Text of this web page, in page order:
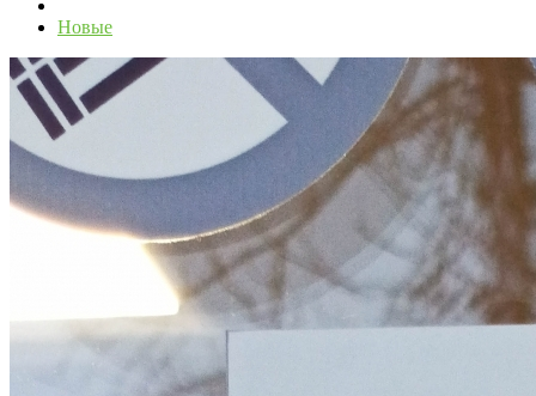
Новые